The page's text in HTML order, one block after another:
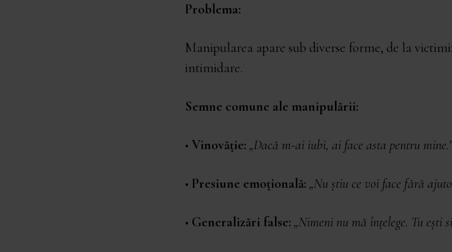
Problema:
Manipularea apare sub diverse forme, de la
intimidare.
Semne comune ale manipulării:
• Vinovăție: „Dacă m-ai iubi, ai face asta pentru mine.”
• Presiune emoțională: „Nu știu ce voi face fără
• Generalizări false: „Nimeni nu mă înțelege. Tu ești